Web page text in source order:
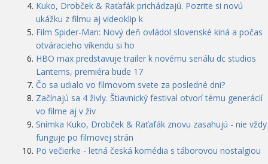
Kuko, Drobček & Raťafák prichádzajú. Pozrite si novú
ukážku z filmu aj videoklip k
Film Spider-Man: Nový deň ovládol slovenské kiná a počas
otváracieho víkendu si ho
HBO max predstavuje trailer k novému seriálu dc studios
Lanterns, premiéra bude 17
Čo sa udialo vo filmovom svete za posledné dni?
Začínajú sa 4 živly. Štiavnický festival otvorí tému generácií
vo filme aj v živ
Snímka Kuko, Drobček & Raťafák znovu zasahujú - nie vždy
funguje po filmovej strán
Po večierke - letná česká komédia s táborovou nostalgiou